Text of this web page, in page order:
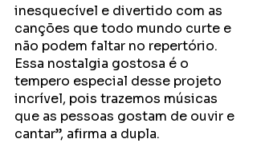
inesquecível e divertido com as
canções que todo mundo curte e
não podem faltar no repertório.
Essa nostalgia gostosa é o
tempero especial desse projeto
incrível, pois trazemos músicas
que as pessoas gostam de ouvir e
cantar”, afirma a dupla.